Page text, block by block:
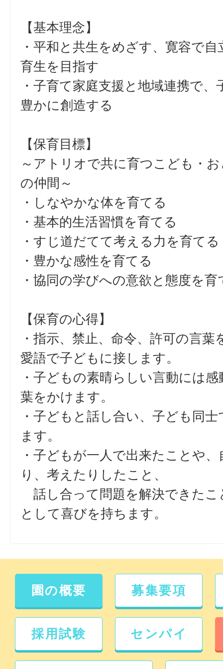
【基本理念】
・平和と共生をめざす、寛容で
育生を目指す
・子育て家庭支援と地域連携で、
豊かに創造する
【保育目標】
～アトリオで共に育つこども・
の仲間～
・しなやかな体を育てる
・基本的生活習慣を育てる
・すじ道だてて考える力を育てる
・豊かな感性を育てる
・協同の学びへの意欲と態度を育
【保育の心得】
・指示、禁止、命令、許可の言葉
愛語で子どもに接します。
・子どもの素晴らしい言動には
葉をかけます。
・子どもと話し合い、子ども同
ます。
・子どもが一人で出来たことや
り、考えたりしたこと、
話し合って問題を解決できたこ
として喜びを持ちます。
園の概要 募集要項
採用試験 センパイ